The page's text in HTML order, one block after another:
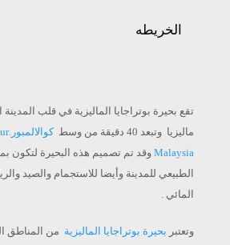
الخريطه
تقع بحيرة بوتراجايا الماليزية في قلب المدينة
ماليزيا وتبعد 40 دقيقة من وسط
كوالالمبور.
Malaysia وقد تم تصميم هذه البحيرة لتكون
الطبيعي للمدينة وأيضا للاستجمام والصيد
المائي .
وتعتبر بحيرة بوتراجايا الماليزية من المناطق